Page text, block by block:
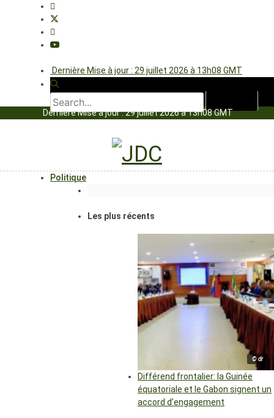
Dernière Mise à jour : 29 juillet 2026 à 13h08 GMT
Dernière Mise à jour : 29 juillet 2026 à 13h08 GMT
Politique
Les plus récents
© dr
Différend frontalier: la Guinée
équatoriale et le Gabon signent un
accord d’engagement